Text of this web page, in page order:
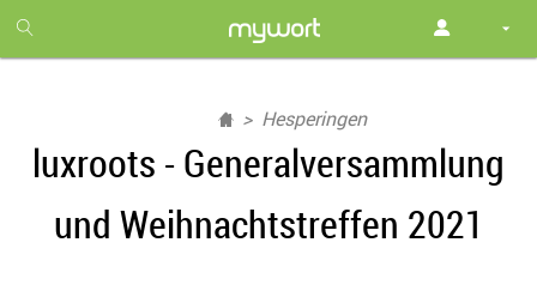
month
free
Hesperingen
luxroots - Generalversammlung
und Weihnachtstreffen 2021